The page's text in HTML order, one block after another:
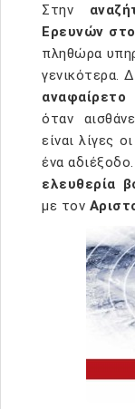
Στην
Ερευνών
πληθώρα
γενικότερα.
αναφαίρετο
όταν
είναι λίγες
ένα
ελευθερία
με τον